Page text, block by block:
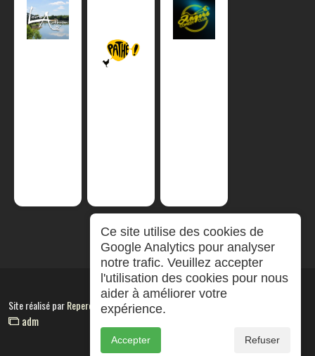
Site réalisé parRepereCom
adm
Ce site utilise des cookies de
Google Analytics pour analyser
notre trafic. Veuillez accepter
l'utilisation des cookies pour nous
aider à améliorer votre
expérience.
Accepter Refuser